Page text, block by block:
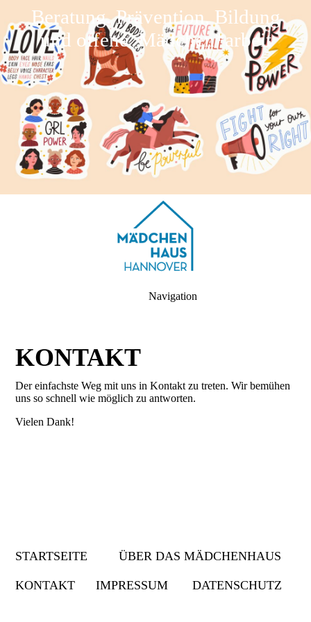
Beratung, Prävention, Bildung
und offene Mädchen*arbeit
Navigation
KONTAKT
Der einfachste Weg mit uns in Kontakt zu treten. Wir bemühen
uns so schnell wie möglich zu antworten.
Vielen Dank!
STARTSEITE ÜBER DAS MÄDCHENHAUS
KONTAKT IMPRESSUM DATENSCHUTZ